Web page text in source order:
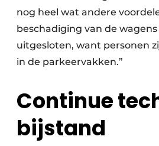
nog heel wat andere
beschadiging van de
uitgesloten, want personen
in de parkeervakken.”
Continue
bijstand